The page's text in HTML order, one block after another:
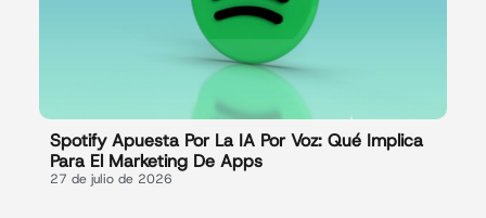
Spotify Apuesta Por La IA Por Voz: Qué Implica
Para El Marketing De Apps
27 de julio de 2026